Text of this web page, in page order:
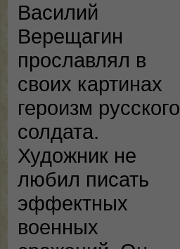
Василий
Верещагин
прославлял в
своих картинах
героизм русского
солдата.
Художник не
любил писать
эффектных
военных